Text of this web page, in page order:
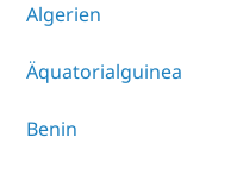
Algerien
Äquatorialguinea
Benin